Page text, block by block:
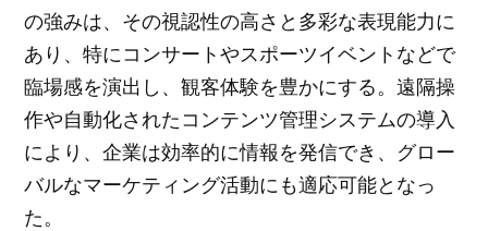
の強みは、その視認性の高さと多彩な表現能力に
あり、特にコンサートやスポーツイベントなどで
臨場感を演出し、観客体験を豊かにする。遠隔操
作や自動化されたコンテンツ管理システムの導入
により、企業は効率的に情報を発信でき、グロー
バルなマーケティング活動にも適応可能となっ
た。